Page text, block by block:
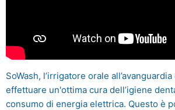
SoWash, l’irrigatore orale
effettuare un'ottima cura dell’igiene
consumo di energia elettrica. Questo è